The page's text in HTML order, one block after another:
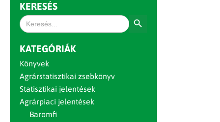
KERESÉS
Search
for:
KATEGÓRIÁK
Könyvek
Agrárstatisztikai zsebkönyv
Statisztikai jelentések
Agrárpiaci jelentések
Baromfi